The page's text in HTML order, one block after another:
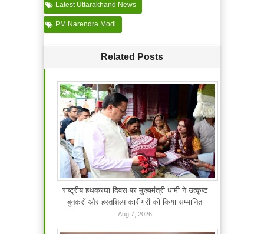
Latest Uttarakhand News
PM Narendra Modi
Related Posts
राष्ट्रीय हथकरघा दिवस पर मुख्यमंत्री धामी ने उत्कृष्ट
बुनकरों और हस्तशिल्प कारीगरों को किया सम्मानित
Aug 7, 2026